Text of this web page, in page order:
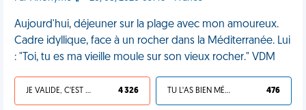
Aujourd'hui, déjeuner sur la plage avec mon amoureux.
Cadre idyllique, face à un rocher dans la Méditerranée. Lui
: "Toi, tu es ma vieille moule sur son vieux rocher." VDM
JE VALIDE, C'EST UNE VDM 4 326 TU L'AS BIEN MÉRITÉ 476